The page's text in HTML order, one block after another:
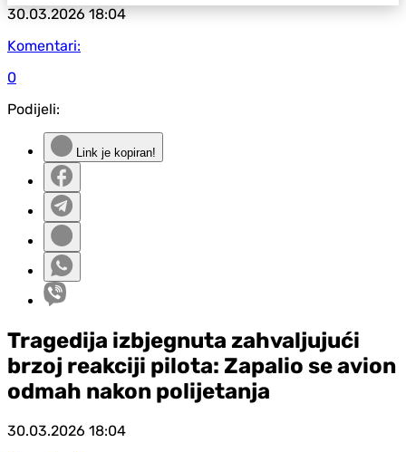
30.03.202618:04
Komentari:
0
Podijeli:
Link je kopiran!
Tragedija izbjegnuta zahvaljujući
brzoj reakciji pilota: Zapalio se avion
odmah nakon polijetanja
30.03.2026 18:04